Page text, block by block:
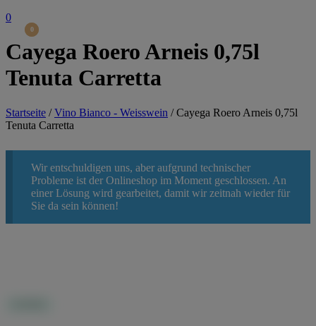
0
0
0
Cayega Roero Arneis 0,75l
Tenuta Carretta
Startseite /Vino Bianco - Weisswein /Cayega Roero Arneis 0,75l
Tenuta Carretta
Wir entschuldigen uns, aber aufgrund technischer
Probleme ist der Onlineshop im Moment geschlossen. An
einer Lösung wird gearbeitet, damit wir zeitnah wieder für
Sie da sein können!